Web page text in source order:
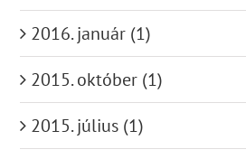
2016. január (1)
2015. október (1)
2015. július (1)